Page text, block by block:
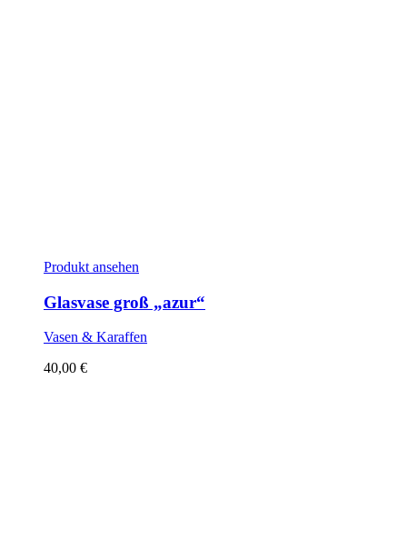
Produkt ansehen
Glasvase groß „azur“
Vasen & Karaffen
40,00 €